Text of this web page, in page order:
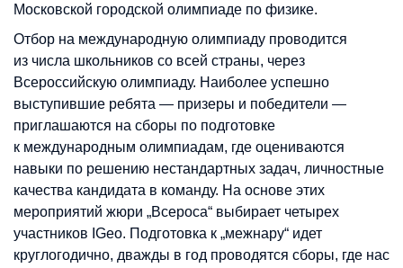
Московской городской олимпиаде по физике.
Отбор на международную олимпиаду проводится
из числа школьников со всей страны, через
Всероссийскую олимпиаду. Наиболее успешно
выступившие ребята — призеры и победители —
приглашаются на сборы по подготовке
к международным олимпиадам, где оцениваются
навыки по решению нестандартных задач, личностные
качества кандидата в команду. На основе этих
мероприятий жюри „Всероса“ выбирает четырех
участников IGeo. Подготовка к „межнару“ идет
круглогодично, дважды в год проводятся сборы, где нас